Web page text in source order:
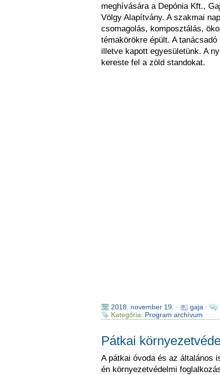
meghívására a Depónia Kft.,
Völgy Alapítvány. A szakmai
csomagolás, komposztálás,
témakörökre épült. A
illetve kapott egyesületünk. A
kereste fel a zöld standokat.
2018. november 19. · gaja ·
Kategória: Program archívum
Pátkai
A pátkai óvoda és az általános
én környezetvédelmi